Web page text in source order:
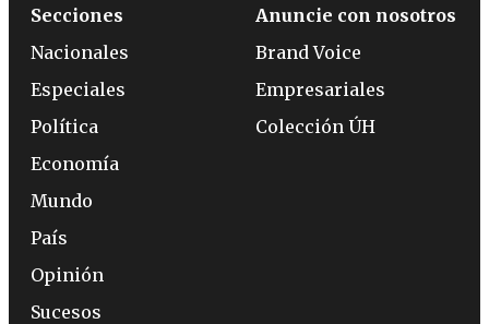
Secciones
Nacionales
Especiales
Política
Economía
Mundo
País
Opinión
Sucesos
Anuncie con nosotros
Brand Voice
Empresariales
Colección ÚH